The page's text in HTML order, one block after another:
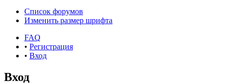
Список форумов
Изменить размер шрифта
FAQ
• Регистрация
• Вход
Вход